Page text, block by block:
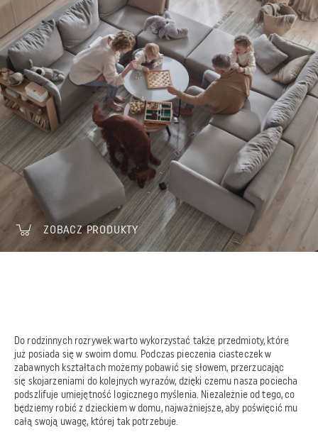
ZOBACZ PRODUKTY
Do rodzinnych rozrywek warto wykorzystać także przedmioty, które
już posiada się w swoim domu. Podczas pieczenia ciasteczek w
zabawnych kształtach możemy pobawić się słowem, przerzucając
się skojarzeniami do kolejnych wyrazów, dzięki czemu nasza pociecha
podszlifuje umiejętność logicznego myślenia. Niezależnie od tego, co
będziemy robić z dzieckiem w domu, najważniejsze, aby poświęcić mu
całą swoją uwagę, której tak potrzebuje.